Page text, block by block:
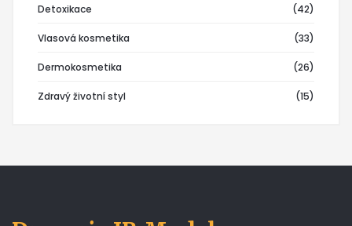
Detoxikace (42)
Vlasová kosmetika (33)
Dermokosmetika (26)
Zdravý životní styl (15)